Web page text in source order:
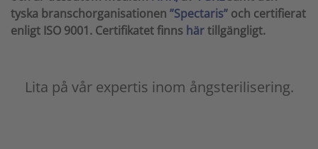
tyska branschorganisationen ”Spectaris” och certifierat
enligt ISO 9001. Certifikatet finns härtillgängligt.
Lita på vår expertis inom ångsterilisering.